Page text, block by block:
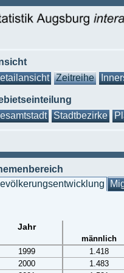
Zeitreihe
Stadtbezirke
Jahr
männlich
1999
1.418
2000
1.483